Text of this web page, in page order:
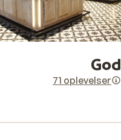
God
71 oplevelser